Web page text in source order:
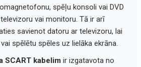
spēļu konsoli vai DVD
vai monitoru. Tā ir arī
savienot datoru ar televizoru, lai
spēlētu spēles uz lielāka ekrāna.
SCART kabelim ir izgatavota no